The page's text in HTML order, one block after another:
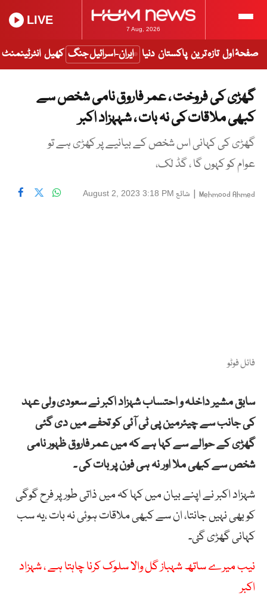
7 Aug, 2026
LIVE
صفحۂ اول تازہ ترین پاکستان دنیا ایران-اسرائیل جنگ کھیل انٹرٹینمنٹ
گھڑی کی فروخت ، عمر فاروق نامی شخص سے
کبھی ملاقات کی نہ بات ، شہہزاد اکبر
گھڑی کی کہانی اس شخص کے بیانیے پر کھڑی ہے تو
عوام کو کہوں گا ، گڈ لک،
Mehmood Ahmed
| شائع August 2, 2023 3:18 PM
فائل فوٹو
سابق مشیر داخلہ و احتساب شہزاد اکبر نے سعودی ولی عہد
کی جانب سے چیئرمین پی ٹی آئی کو تحفے میں دی گئی
گھڑی کے حوالے سے کہا ہے کہ میں عمر فاروق ظہور نامی
شخص سے کبھی ملا اور نہ ہی فون پر بات کی ۔
شہزاد اکبر نے اپنے بیان میں کہا کہ میں ذاتی طور پر فرح گوگی
کو بھی نہیں جانتا، ان سے کبھی ملاقات ہوئی نہ بات ،یہ سب
کہانی گھڑی گئ۔
نیب میرے ساتھ شہباز گل والا سلوک کرنا چاہتا ہے ، شہزاد
اکبر